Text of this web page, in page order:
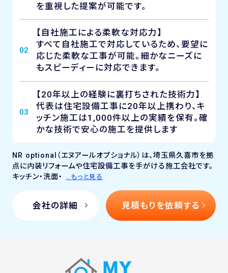
を重視した提案が可能です。
02
【自社施工による柔軟な対応力】
すべて自社施工で対応しているため、要望に
応じた柔軟な工事が可能。細かなニーズに
もスピーディーに対応できます。
03
【20年以上の経験に裏打ちされた技術力】
代表は住宅設備工事に20年以上携わり、キ
ッチン施工は1,000件以上の実績を保有。確
かな技術で安心の施工を提供します
NR optional（エヌアールオプショナル）は、埼玉県久喜市を拠
点に内装リフォームや住宅設備工事を手がける施工会社です。
キッチン・洗面・
…もっと見る
会社の詳細 見積もりを依頼する